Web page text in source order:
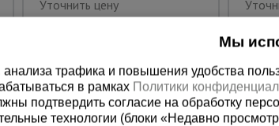
Уточнить цену
Мы
трафика и повышения удобства
в рамках Политики
подтвердить согласие на обработку
технологии (блоки «Недавно